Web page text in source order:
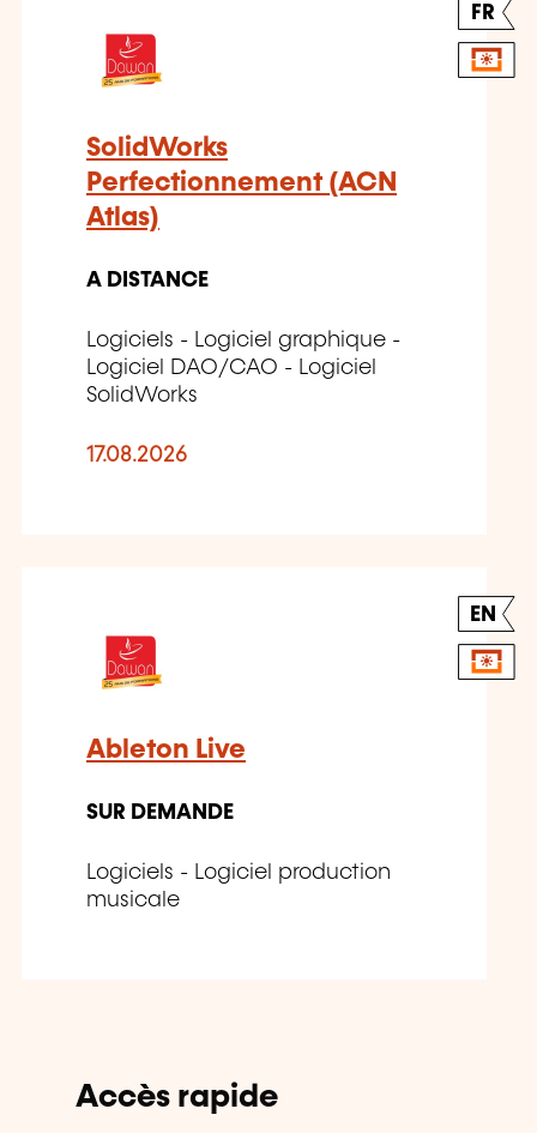
FR
SolidWorks
Perfectionnement (ACN
Atlas)
A DISTANCE
Logiciels - Logiciel graphique -
Logiciel DAO/CAO - Logiciel
SolidWorks
17.08.2026
EN
Ableton Live
SUR DEMANDE
Logiciels - Logiciel production
musicale
Accès rapide